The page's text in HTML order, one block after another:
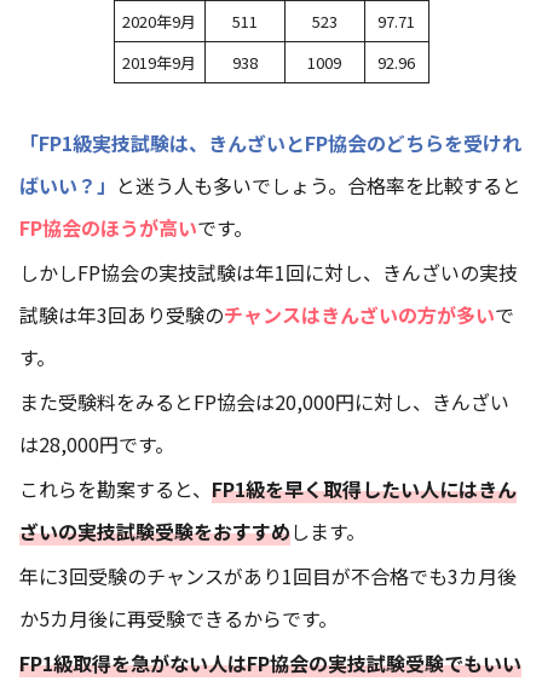
2020年9月
511 523
97.71
2019年9月
938 1009 92.96
「FP1級実技試験は、きんざいとFP協会のどちらを受けれ
ばいい？」 と迷う人も多いでしょう。合格率を比較すると
FP協会のほうが高いです。
しかしFP協会の実技試験は年1回に対し、きんざいの実技
試験は年3回あり受験のチャンスはきんざいの方が多いで
す。
また受験料をみるとFP協会は20,000円に対し、きんざい
は28,000円です。
これらを勘案すると、 FP1級を早く取得したい人にはきん
ざいの実技試験受験をおすすめします。
年に3回受験のチャンスがあり1回目が不合格でも3カ月後
か5カ月後に再受験できるからです。
FP1級取得を急がない人はFP協会の実技試験受験でもいい